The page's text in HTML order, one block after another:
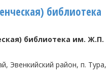
библиотека
библиотека им. Ж.П.
Эвенкийский район, п. Тура,